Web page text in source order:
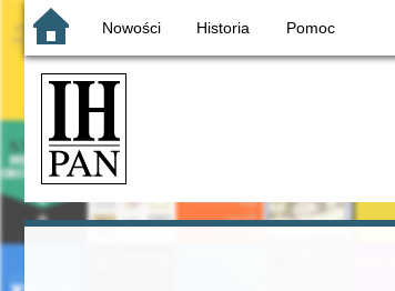
Nowości Historia Pomoc